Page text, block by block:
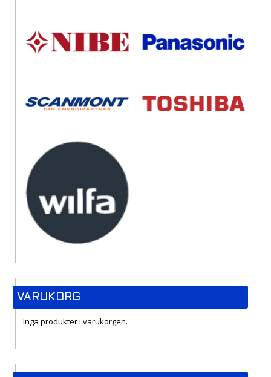
VARUKORG
Inga produkter i varukorgen.